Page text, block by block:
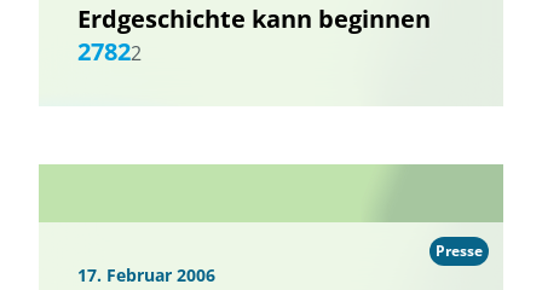
Erdgeschichte kann beginnen
27822
17. Februar 2006
Presse